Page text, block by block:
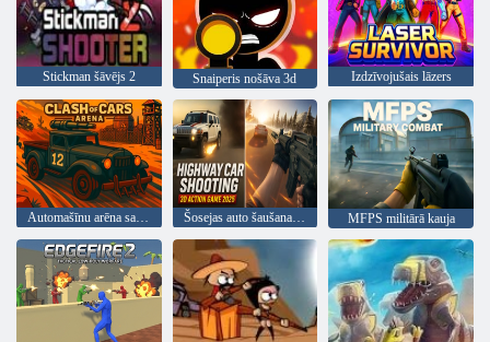
Stickman šāvējs 2 Snaiperis nošāva 3d Izdzīvojušais lāzers
Automašīnu arēna sadursme Šosejas auto šaušanas 3D darbības spēle 2025 MFPS militārā kauja